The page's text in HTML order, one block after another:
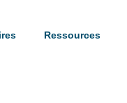
Ressources